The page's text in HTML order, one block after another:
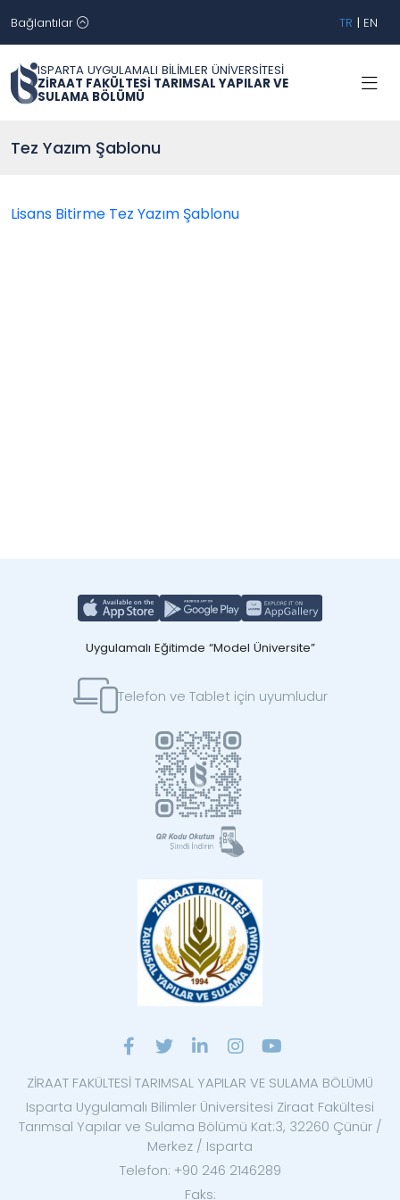
Bağlantılar TR | EN
ISPARTA UYGULAMALI BİLİMLER ÜNİVERSİTESİ
ZİRAAT FAKÜLTESİ TARIMSAL YAPILAR VE
SULAMA BÖLÜMÜ
Tez Yazım Şablonu
Lisans Bitirme Tez Yazım Şablonu
Uygulamalı Eğitimde “Model Üniversite”
Telefon ve Tablet için uyumludur
ZİRAAT FAKÜLTESİ TARIMSAL YAPILAR VE SULAMA BÖLÜMÜ
Isparta Uygulamalı Bilimler Üniversitesi Ziraat Fakültesi
Tarımsal Yapılar ve Sulama Bölümü Kat:3, 32260 Çünür /
Merkez / Isparta
Telefon: +90 246 2146289
Faks: